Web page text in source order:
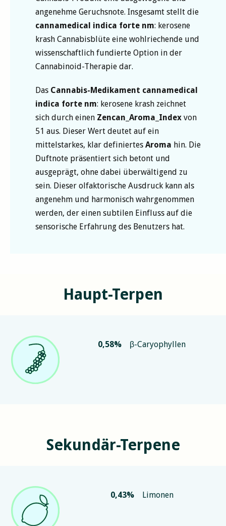
angenehme Geruchsnote. Insgesamt stellt die
cannamedical indica forte nm: kerosene
krash Cannabisblüte eine wohlriechende und
wissenschaftlich fundierte Option in der
Cannabinoid-Therapie dar.
Das Cannabis-Medikament cannamedical
indica forte nm: kerosene krash zeichnet
sich durch einen Zencan_Aroma_Index von
51 aus. Dieser Wert deutet auf ein
mittelstarkes, klar definiertes Aroma hin. Die
Duftnote präsentiert sich betont und
ausgeprägt, ohne dabei überwältigend zu
sein. Dieser olfaktorische Ausdruck kann als
angenehm und harmonisch wahrgenommen
werden, der einen subtilen Einfluss auf die
sensorische Erfahrung des Benutzers hat.
Haupt-Terpen
0,58% β-Caryophyllen
Sekundär-Terpene
0,43% Limonen